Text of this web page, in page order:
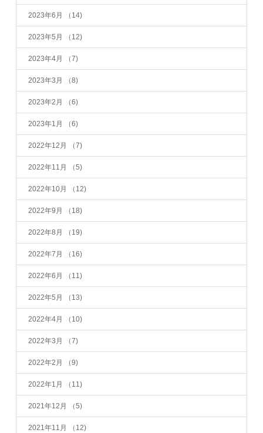
2023年6月 （14)
2023年5月 （12)
2023年4月 （7)
2023年3月 （8)
2023年2月 （6)
2023年1月 （6)
2022年12月 （7)
2022年11月 （5)
2022年10月 （12)
2022年9月 （18)
2022年8月 （19)
2022年7月 （16)
2022年6月 （11)
2022年5月 （13)
2022年4月 （10)
2022年3月 （7)
2022年2月 （9)
2022年1月 （11)
2021年12月 （5)
2021年11月 （12)